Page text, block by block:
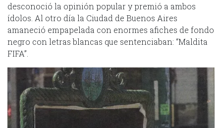
desconoció la opinión popular y premió a ambos
ídolos. Al otro día la Ciudad de Buenos Aires
amaneció empapelada con enormes afiches de fondo
negro con letras blancas que sentenciaban: “Maldita
FIFA”.